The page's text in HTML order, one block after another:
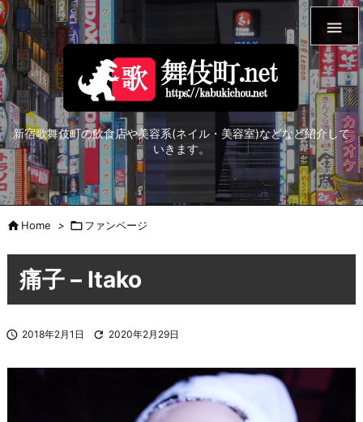
新宿歌舞伎町の飲食店や美容系(ネイル・美容室)などなど紹介して
いきます。

Home > ファンページ
痛子 – Itako
 2018年2月1日  2020年2月29日